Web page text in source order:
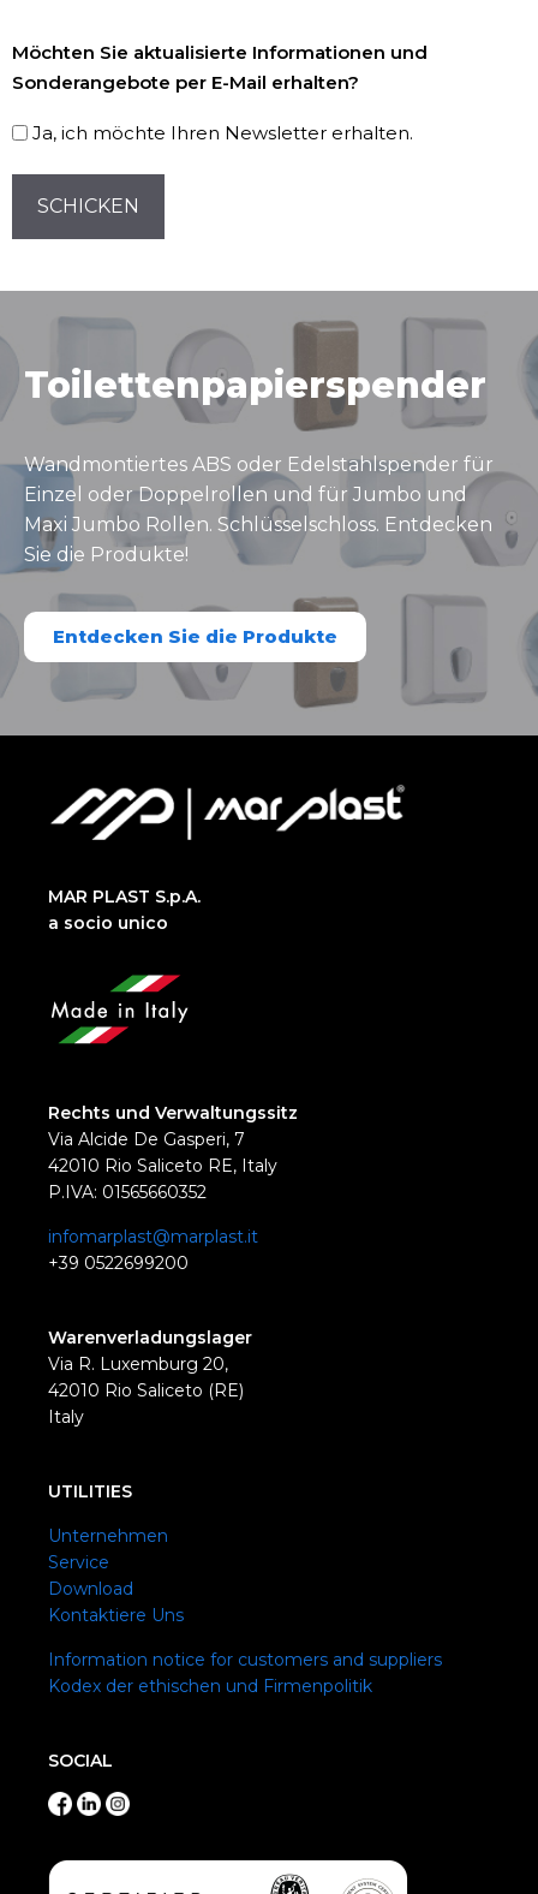
Registrierung
Möchten Sie aktualisierte Informationen und
Sonderangebote per E-Mail erhalten?
Ja, ich möchte Ihren Newsletter erhalten.
CAPTCHA
Toilettenpapierspender
Wandmontiertes ABS oder Edelstahlspender für
Einzel oder Doppelrollen und für Jumbo und
Maxi Jumbo Rollen. Schlüsselschloss. Entdecken
Sie die Produkte!
Entdecken Sie die Produkte
MAR PLAST S.p.A.
a socio unico
Rechts und Verwaltungssitz
Via Alcide De Gasperi, 7
42010 Rio Saliceto RE, Italy
P.IVA: 01565660352
infomarplast@marplast.it
+39 0522699200
Warenverladungslager
Via R. Luxemburg 20,
42010 Rio Saliceto (RE)
Italy
UTILITIES
Unternehmen
Service
Download
Kontaktiere Uns
Information notice for customers and suppliers
Kodex der ethischen und Firmenpolitik
SOCIAL